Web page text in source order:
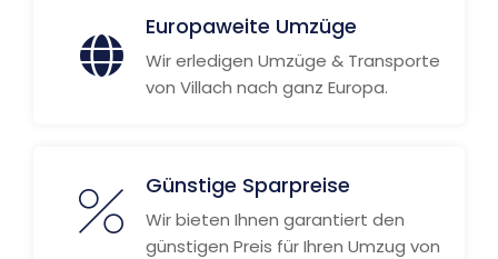
Europaweite Umzüge
Wir erledigen Umzüge & Transporte
von Villach nach ganz Europa.
Günstige Sparpreise
Wir bieten Ihnen garantiert den
günstigen Preis für Ihren Umzug von